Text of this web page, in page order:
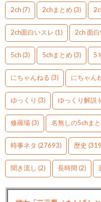
2ch (7) 2chまとめ (3)
2ch面白いスレ (1) 2ch 面
5ch (3) 5chまとめ (3) 5
にちゃんねる (3) にちゃん
ゆっくり (3) ゆっくり解説
修羅場 (3) 名無しの5chま
時事ネタ (27693) 歴史
聞き流し (2) 長時間 (2)